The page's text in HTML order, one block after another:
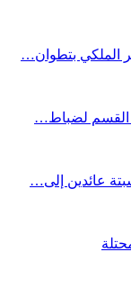
الملكي بتطوان…
القسم لضباط…
عائدين إلى…